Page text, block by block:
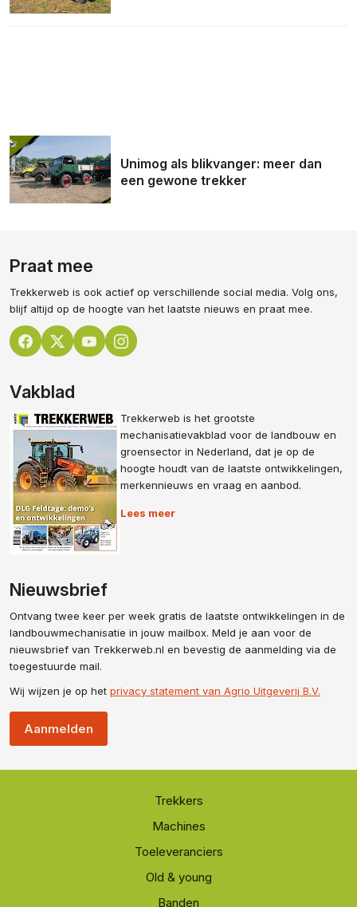
Unimog als blikvanger: meer dan
een gewone trekker
Praat mee
Trekkerweb is ook actief op verschillende social media. Volg ons,
blijf altijd op de hoogte van het laatste nieuws en praat mee.
Vakblad
Trekkerweb is het grootste
mechanisatievakblad voor de landbouw en
groensector in Nederland, dat je op de
hoogte houdt van de laatste ontwikkelingen,
merkennieuws en vraag en aanbod.
Lees meer
Nieuwsbrief
Ontvang twee keer per week gratis de laatste ontwikkelingen in de
landbouwmechanisatie in jouw mailbox. Meld je aan voor de
nieuwsbrief van Trekkerweb.nl en bevestig de aanmelding via de
toegestuurde mail.
Wij wijzen je op het privacy statement van Agrio Uitgeverij B.V.
Aanmelden
Trekkers
Machines
Toeleveranciers
Old & young
Banden